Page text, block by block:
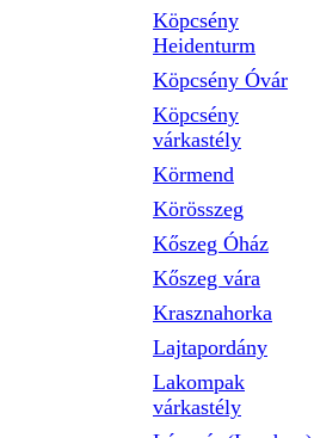
Köpcsény
Heidenturm
Köpcsény Óvár
Köpcsény
várkastély
Körmend
Körösszeg
Kőszeg Óház
Kőszeg vára
Krasznahorka
Lajtapordány
Lakompak
várkastély